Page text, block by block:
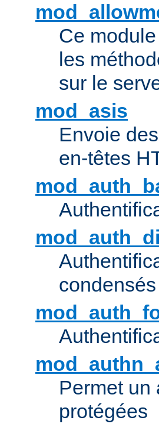
Ce
les
sur le
mod_asis
Envoie
en-têtes
Permet un
protégées